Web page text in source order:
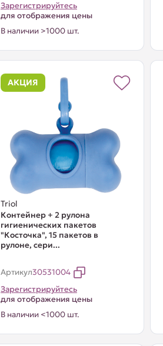
Зарегистрируйтесь
для отображения цены
В наличии >1000 шт.
АКЦИЯ
Triol
Контейнер + 2 рулона
гигиенических пакетов
"Косточка", 15 пакетов в
рулоне, сери...
Артикул30531004
Зарегистрируйтесь
для отображения цены
В наличии <1000 шт.